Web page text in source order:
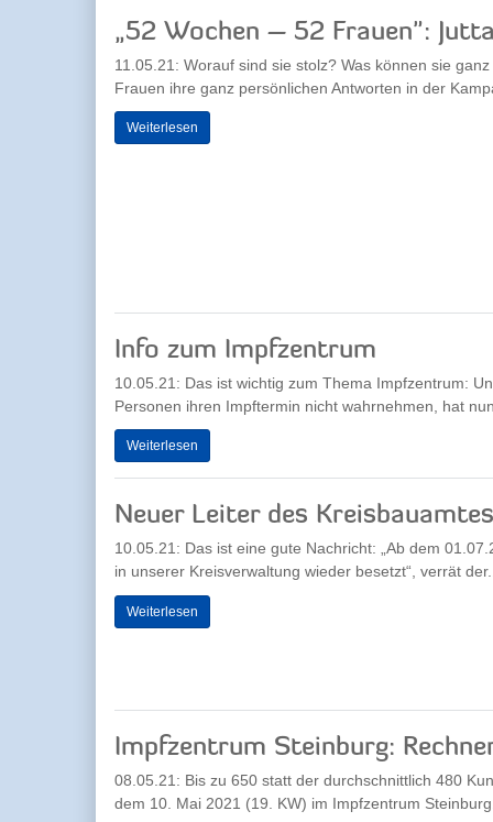
„52 Wochen – 52 Frauen":
11.05.21: Worauf sind sie stolz? Was können sie
Frauen ihre ganz persönlichen Antworten in der
Weiterlesen
Info zum Impfzentrum
10.05.21: Das ist wichtig zum Thema Impfzentrum:
Personen ihren Impftermin nicht wahrnehmen, hat
Weiterlesen
Neuer Leiter des Kreisbauamtes
10.05.21: Das ist eine gute Nachricht: „Ab dem
in unserer Kreisverwaltung wieder besetzt“, verrät der...
Weiterlesen
Impfzentrum Steinburg:
08.05.21: Bis zu 650 statt der durchschnittlich 480
dem 10. Mai 2021 (19. KW) im Impfzentrum